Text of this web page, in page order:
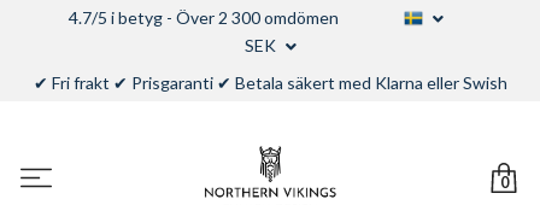
4.7/5 i betyg - Över 2 300 omdömen
SEK
✔ Fri frakt ✔ Prisgaranti ✔ Betala säkert med Klarna eller Swish
0